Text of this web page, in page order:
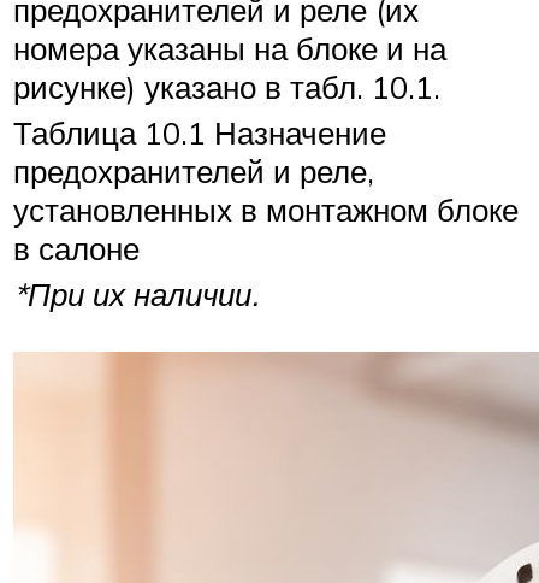
предохранителей и реле (их
номера указаны на блоке и на
рисунке) указано в табл. 10.1.
Таблица 10.1 Назначение
предохранителей и реле,
установленных в монтажном блоке
в салоне
*При их наличии.